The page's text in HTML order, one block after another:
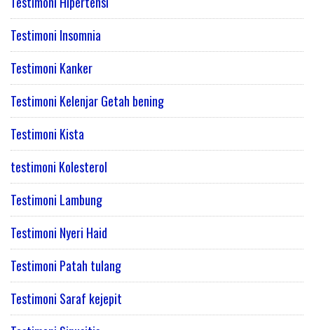
Testimoni Insomnia
Testimoni Kanker
Testimoni Kelenjar Getah bening
Testimoni Kista
testimoni Kolesterol
Testimoni Lambung
Testimoni Nyeri Haid
Testimoni Patah tulang
Testimoni Saraf kejepit